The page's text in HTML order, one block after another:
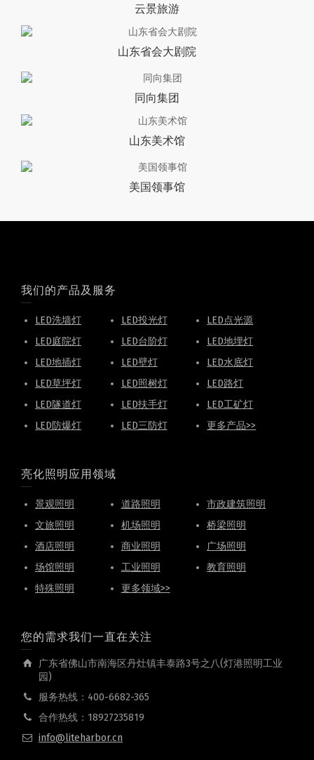
云景旅游
山东省会大剧院
同向集团
山东美术馆
美国领事馆
我们的产品及服务
LED洗墙灯 LED投光灯
LED点光源
LED庭院灯
LED台阶灯
LED地埋灯
LED地插灯
LED壁灯
LED水底灯
LED草坪灯
LED照树灯
LED路灯
LED隧道灯
LED扶手灯
LED工矿灯
LED防爆灯
LED三防灯 更多产品>>
亮化照明应用领域
景观照明 道路照明
市政建筑照明
文旅照明
机场照明
桥梁照明
酒店照明
商业照明
广场照明
场馆照明
工业照明
教育照明
特殊照明
更多领域>>
您的需求我们一直在关注
广东省佛山市南海区丹灶镇丰泰路3号之八(灯港照明工业
园)
服务热线：400-6682-365
合作热线：18927235819
info@liteharbor.cn